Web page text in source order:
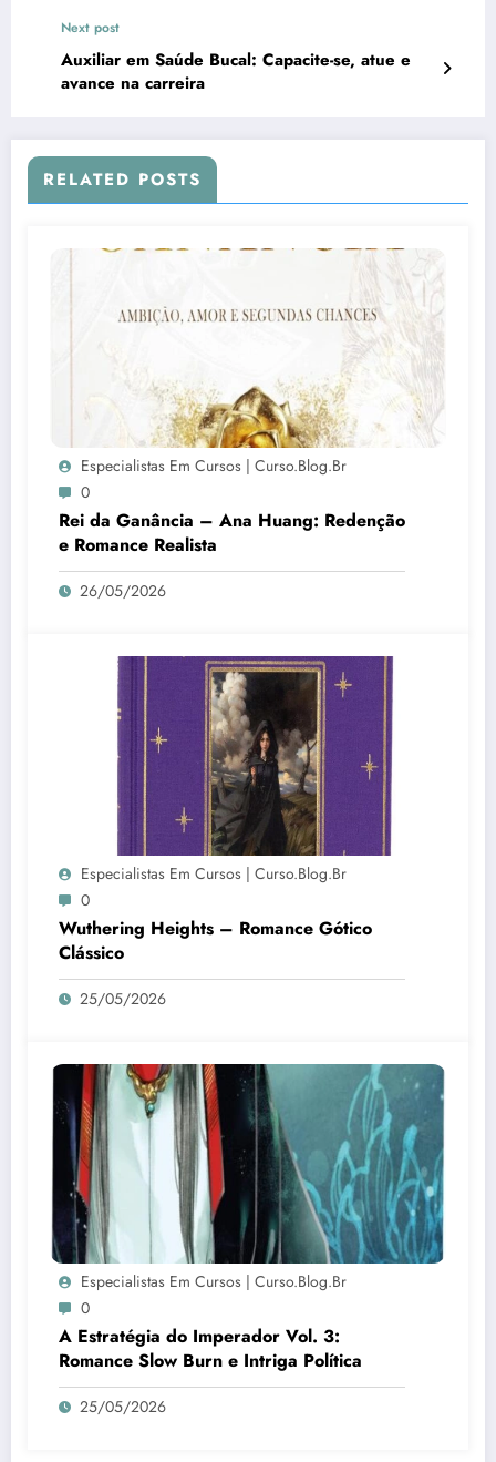
Next post
Auxiliar em Saúde Bucal: Capacite-se, atue e
avance na carreira
RELATED POSTS
Especialistas Em Cursos | Curso.blog.br
0
Rei da Ganância – Ana Huang: Redenção
e Romance Realista
26/05/2026
Especialistas Em Cursos | Curso.blog.br
0
Wuthering Heights – Romance Gótico
Clássico
25/05/2026
Especialistas Em Cursos | Curso.blog.br
0
A Estratégia do Imperador Vol. 3:
Romance Slow Burn e Intriga Política
25/05/2026